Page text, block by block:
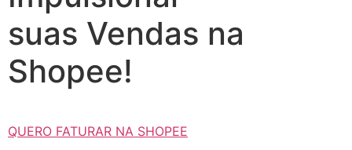
suas Vendas na
Shopee!
QUERO FATURAR NA SHOPEE